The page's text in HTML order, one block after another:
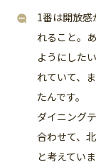
1番は開放感
れること。
ようにした
れていて、
たんです。
ダイニング
合わせて、
と考えてい